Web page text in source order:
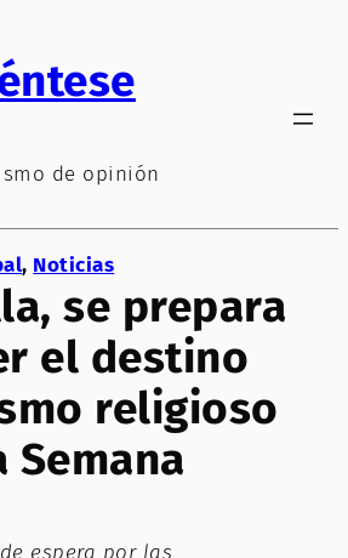
de opinión
, Noticias
se prepara
el destino
religioso
Semana
espera por las